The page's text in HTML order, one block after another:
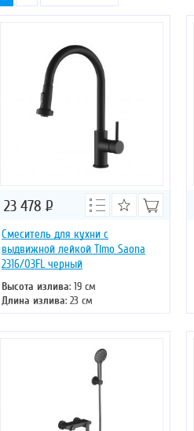
Смеситель для кухни с
выдвижной лейкой Timo Saona
2316/03FL черный
Высота излива: 19 см
Длина излива: 23 см
Монтаж: на кухонную мойку
Тип излива: поворотный
: черный
23 478 Р